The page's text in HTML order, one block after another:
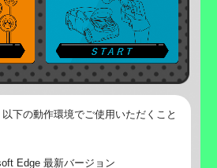
下の動作環境でご使用いただくこと
Edge 最新バージョン